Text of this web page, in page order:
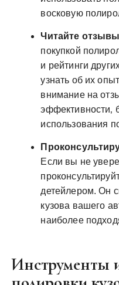
восковую
Читайте
покупкой
и рейтинги
узнать об их
внимание на
эффективности‚
использования
Если вы не
детейлером. Он
кузова вашего
наиболее
Инструменты